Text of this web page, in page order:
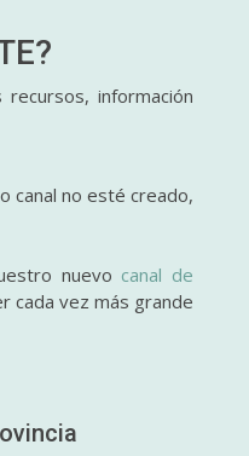
información
canal no esté creado,
nuevo canal de
cada vez más grande